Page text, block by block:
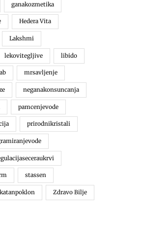
ganakozmetika
Hedera Vita
Lakshmi
lekovitegljive libido
mrsavljenje
neganakonsuncanja
pamcenjevode
prirodnikristali
stassen
Zdravo Bilje